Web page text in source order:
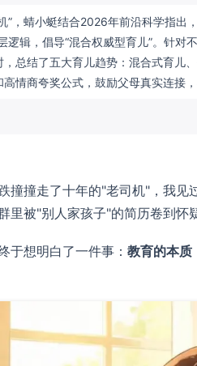
”，蜻小蜓结合2026年前沿科学指出
逻辑，倡导“混合权威型育儿”。针
总结了五大育儿趋势：混合式育儿
情商夸奖公式，鼓励父母真实连接，
撞撞走了十年的"老司机"，我见
里被"别人家孩子"的简历卷到怀
于想明白了一件事： 教育的本质